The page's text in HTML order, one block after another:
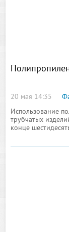
отчислений
пострадал, в
20 мая 14:35
Использование
трубчатых
конце
значительными